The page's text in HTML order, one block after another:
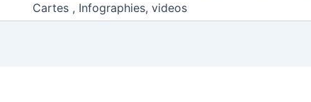
Cartes , Infographies, videos